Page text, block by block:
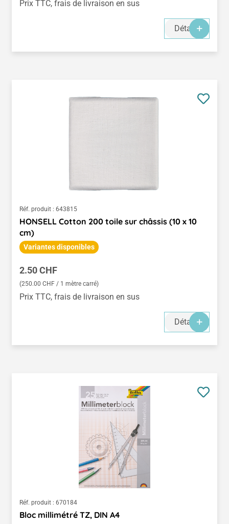
Prix TTC, frais de livraison en sus
Détails
Réf. produit : 643815
HONSELL Cotton 200 toile sur châssis (10 x 10
cm)
Variantes disponibles
Prix régulier :
2.50 CHF
(250.00 CHF / 1 mètre carré)
Prix TTC, frais de livraison en sus
Détails
Réf. produit : 670184
Bloc millimétré TZ, DIN A4